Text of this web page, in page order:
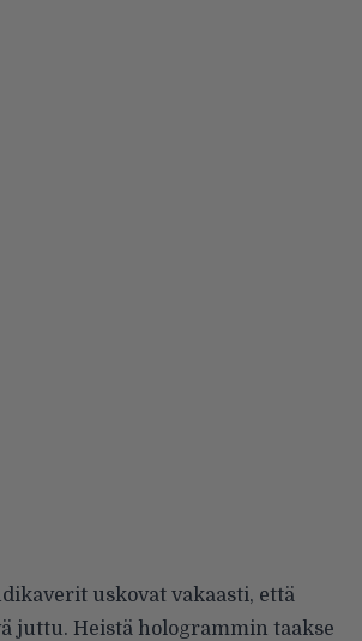
uskovat vakaasti, että
juttu. Heistä hologrammin taakse